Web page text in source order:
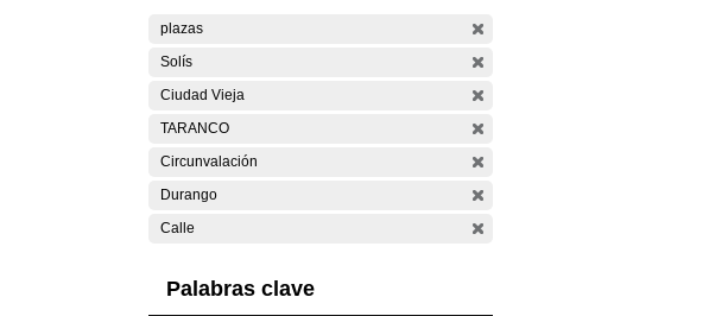
plazas
Solís
Ciudad Vieja
TARANCO
Circunvalación
Durango
Calle
Palabras clave